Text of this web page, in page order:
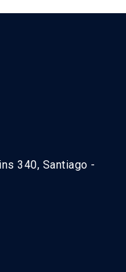
340, Santiago -